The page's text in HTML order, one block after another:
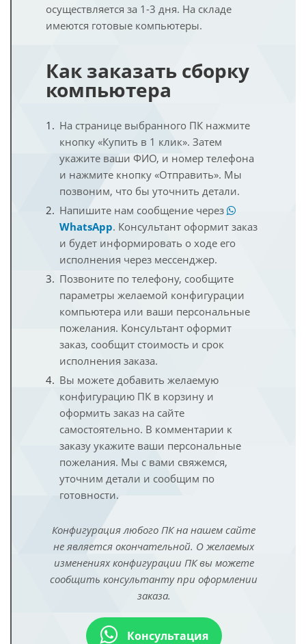
осуществляется за 1-3 дня. На складе
имеются готовые компьютеры.
Как заказать сборку
компьютера
На странице выбранного ПК нажмите
кнопку «Купить в 1 клик». Затем
укажите ваши ФИО, и номер телефона
и нажмите кнопку «Отправить». Мы
позвоним, что бы уточнить детали.
Напишите нам сообщение через
WhatsApp. Консультант оформит заказ
и будет информировать о ходе его
исполнения через мессенджер.
Позвоните по телефону, сообщите
параметры желаемой конфигурации
компьютера или ваши персональные
пожелания. Консультант оформит
заказ, сообщит стоимость и срок
исполнения заказа.
Вы можете добавить желаемую
конфигурацию ПК в корзину и
оформить заказ на сайте
самостоятельно. В комментарии к
заказу укажите ваши персональные
пожелания. Мы с вами свяжемся,
уточним детали и сообщим по
готовности.
Конфигурация любого ПК на нашем сайте
не является окончательной. О желаемых
изменениях конфигурации ПК вы можете
сообщить консультанту при оформлении
заказа.
Консультация